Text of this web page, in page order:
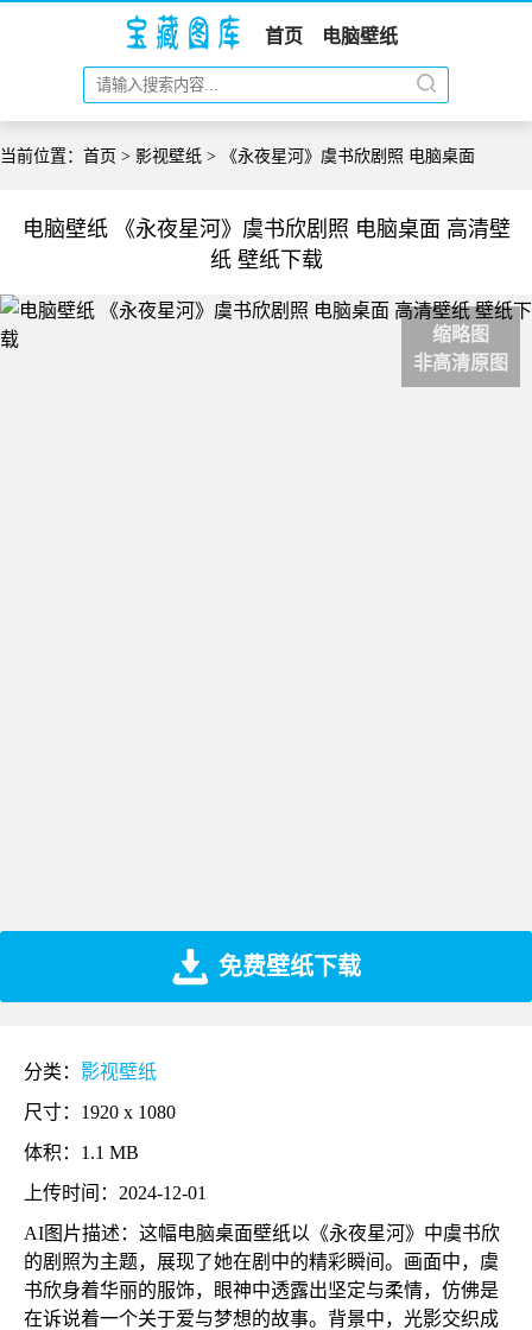
首页 电脑壁纸
当前位置： 首页 > 影视壁纸 > 《永夜星河》虞书欣剧照 电脑桌面
电脑壁纸 《永夜星河》虞书欣剧照 电脑桌面 高清壁
纸 壁纸下载
缩略图
非高清原图
免费壁纸下载
分类： 影视壁纸
尺寸：1920 x 1080
体积：1.1 MB
上传时间：2024-12-01
AI图片描述：这幅电脑桌面壁纸以《永夜星河》中虞书欣
的剧照为主题，展现了她在剧中的精彩瞬间。画面中，虞
书欣身着华丽的服饰，眼神中透露出坚定与柔情，仿佛是
在诉说着一个关于爱与梦想的故事。背景中，光影交织成